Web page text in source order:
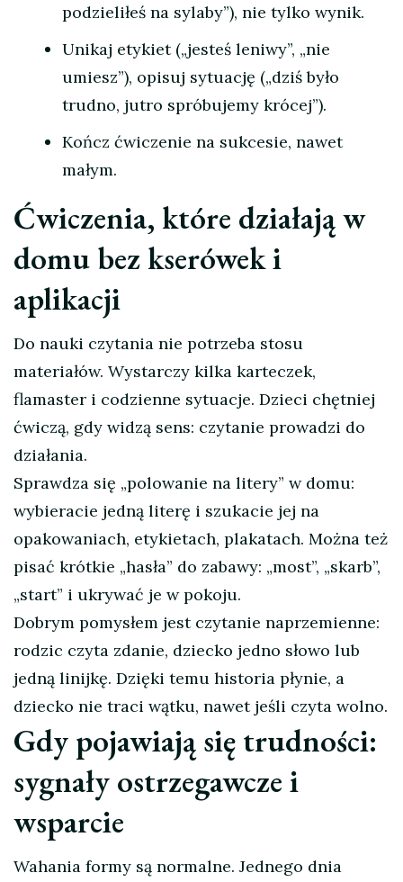
podzieliłeś na sylaby”), nie tylko wynik.
Unikaj etykiet („jesteś leniwy”, „nie
umiesz”), opisuj sytuację („dziś było
trudno, jutro spróbujemy krócej”).
Kończ ćwiczenie na sukcesie, nawet
małym.
Ćwiczenia, które działają w
domu bez kserówek i
aplikacji
Do nauki czytania nie potrzeba stosu
materiałów. Wystarczy kilka karteczek,
flamaster i codzienne sytuacje. Dzieci chętniej
ćwiczą, gdy widzą sens: czytanie prowadzi do
działania.
Sprawdza się „polowanie na litery” w domu:
wybieracie jedną literę i szukacie jej na
opakowaniach, etykietach, plakatach. Można też
pisać krótkie „hasła” do zabawy: „most”, „skarb”,
„start” i ukrywać je w pokoju.
Dobrym pomysłem jest czytanie naprzemienne:
rodzic czyta zdanie, dziecko jedno słowo lub
jedną linijkę. Dzięki temu historia płynie, a
dziecko nie traci wątku, nawet jeśli czyta wolno.
Gdy pojawiają się trudności:
sygnały ostrzegawcze i
wsparcie
Wahania formy są normalne. Jednego dnia